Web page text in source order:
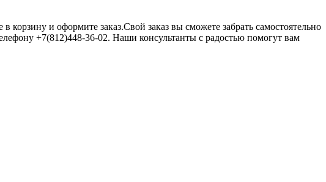
и оформите заказ.Свой заказ вы сможете забрать самостоятельно
+7(812)448-36-02. Наши консультанты с радостью помогут вам